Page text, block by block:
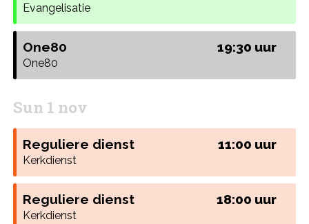
Evangelisatie
One80 19:30 uur
One80
Sun 1 nov
Reguliere dienst 11:00 uur
Kerkdienst
Reguliere dienst 18:00 uur
Kerkdienst